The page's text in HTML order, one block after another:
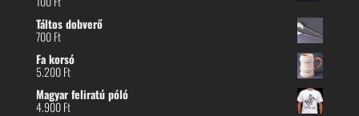
Táltos dobverő
700Ft
Fa korsó
5.200Ft
Magyar feliratú póló
4.900Ft